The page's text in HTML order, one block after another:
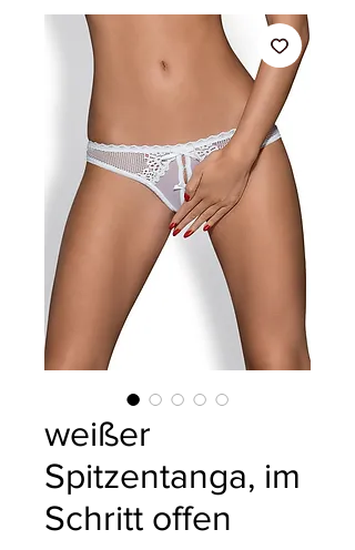
weißer
Spitzentanga, im
Schritt offen